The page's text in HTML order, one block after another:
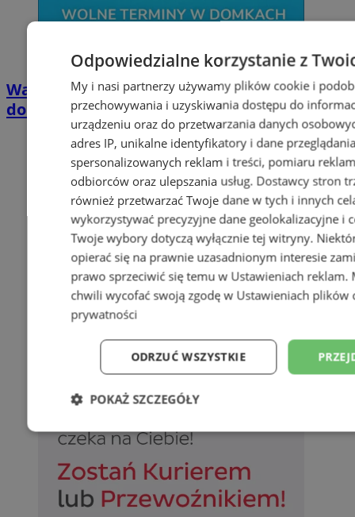
Wakacyjny wypoczynek nad Bałtykiem w
domkach Szmaragdowe Morze
Odpowiedzialne korzystanie z
My i nasi partnerzy używamy plików cookie i
przechowywania i uzyskiwania dostępu do
urządzeniu oraz do przetwarzania danych
adres IP, unikalne identyfikatory i dane
spersonalizowanych reklam i treści, pomiaru
odbiorców oraz ulepszania usług. Dostawcy stron
również przetwarzać Twoje dane w tych i innych
wykorzystywać precyzyjne dane geolokalizacyjne i
Twoje wybory dotyczą wyłącznie tej witryny.
opierać się na prawnie uzasadnionym interesie
prawo sprzeciwić się temu w Ustawieniach reklam.
chwili wycofać swoją zgodę w Ustawieniach plików
prywatności
ODRZUĆ WSZYSTKIE
POKAŻ SZCZEGÓŁY
Niezbędne Wydajność
Niesklasyfikowane